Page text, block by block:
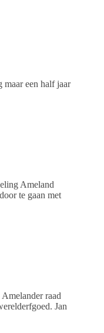
een half jaar
Ameland
te gaan met
raad
Jan